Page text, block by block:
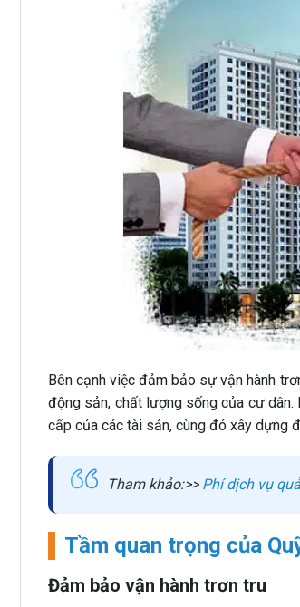
Bên cạnh việc đảm bảo sự vận hành
động sản, chất lượng sống của cư
cấp của các tài sản, cùng đó xây dựng
Tham khảo:>> Phí dịch vụ
Tầm quan trọng của
Đảm bảo vận hành trơn tru